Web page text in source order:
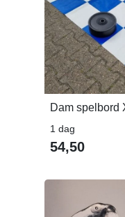
Dam spelbord
1 dag
54,50